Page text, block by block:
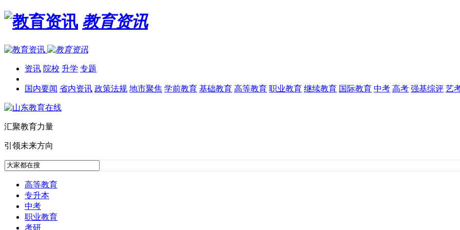
教育资讯
资讯 院校 升学 专题
国内要闻 省内资讯 政策法规 地市聚焦 学前教育 基础教育 高等教育 职业教育 继续教育 国际教育 中考 高考 强基综评 艺
汇聚教育力量
引领未来方向
高等教育
专升本
中考
职业教育
考研